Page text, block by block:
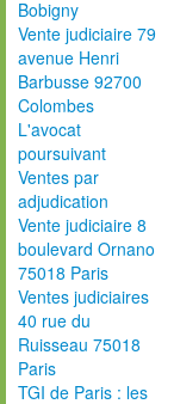
Bobigny
Vente judiciaire 79
avenue Henri
Barbusse 92700
Colombes
L'avocat
poursuivant
Ventes par
adjudication
Vente judiciaire 8
boulevard Ornano
75018 Paris
Ventes judiciaires
40 rue du
Ruisseau 75018
Paris
TGI de Paris : les